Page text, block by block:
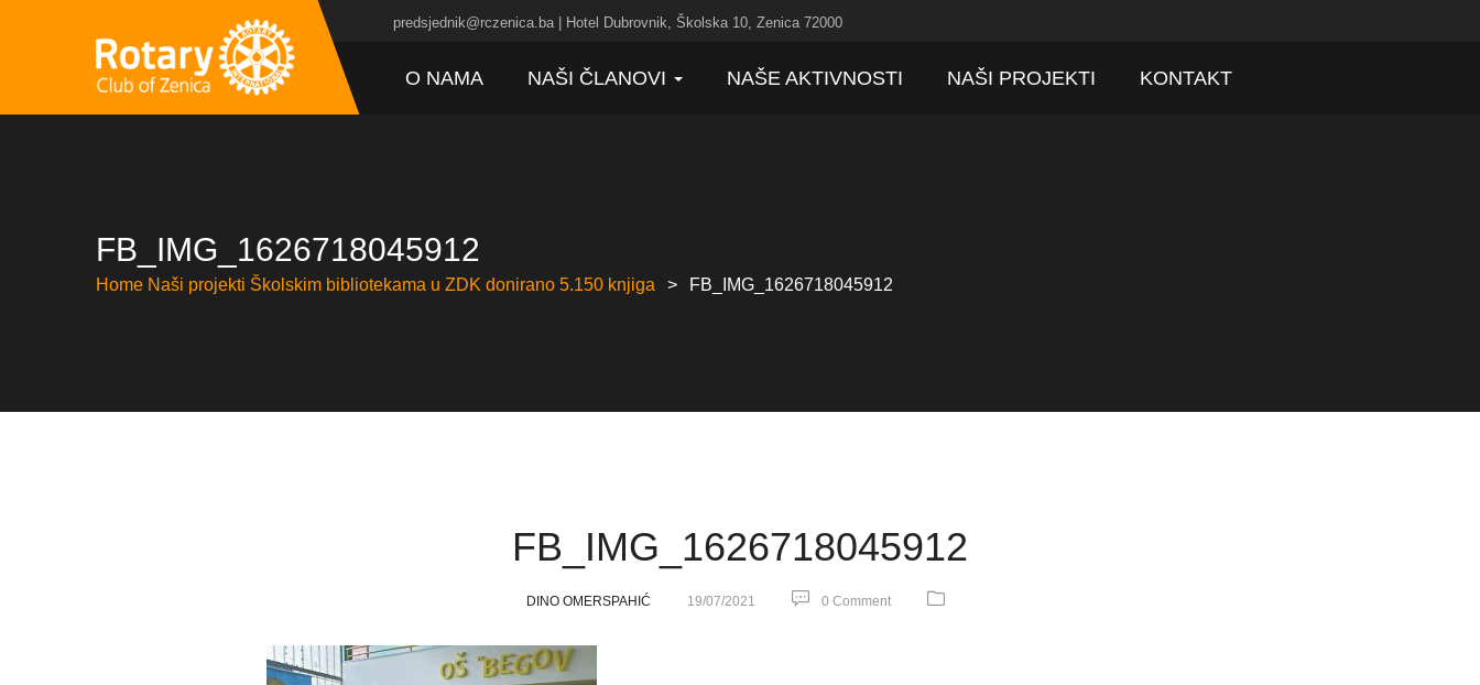
predsjednik@rczenica.ba | Hotel Dubrovnik, Školska 10, Zenica 72000
O NAMA NAŠI ČLANOVI NAŠE AKTIVNOSTI NAŠI PROJEKTI KONTAKT
FB_IMG_1626718045912
Home Naši projekti Školskim bibliotekama u ZDK donirano 5.150 knjiga FB_IMG_1626718045912
FB_IMG_1626718045912
DINO OMERSPAHIĆ 19/07/2021 0 Comment